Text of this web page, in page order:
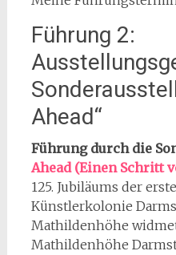
Führung 2:
Ahead“
Führung durch die
Ahead (Einen Schritt
125. Jubiläums der
Künstlerkolonie
Mathildenhöhe
Mathildenhöhe